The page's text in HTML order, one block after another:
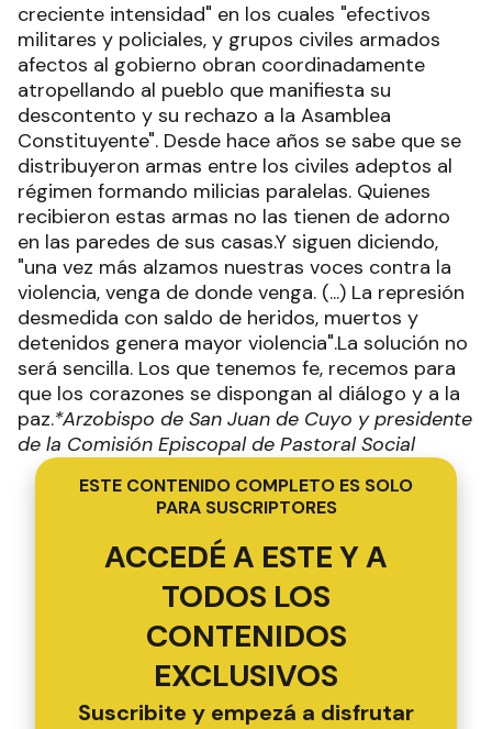
creciente intensidad" en los cuales "efectivos
militares y policiales, y grupos civiles armados
afectos al gobierno obran coordinadamente
atropellando al pueblo que manifiesta su
descontento y su rechazo a la Asamblea
Constituyente". Desde hace años se sabe que se
distribuyeron armas entre los civiles adeptos al
régimen formando milicias paralelas. Quienes
recibieron estas armas no las tienen de adorno
en las paredes de sus casas.Y siguen diciendo,
"una vez más alzamos nuestras voces contra la
violencia, venga de donde venga. (...) La represión
desmedida con saldo de heridos, muertos y
detenidos genera mayor violencia".La solución no
será sencilla. Los que tenemos fe, recemos para
que los corazones se dispongan al diálogo y a la
paz.*Arzobispo de San Juan de Cuyo y presidente
de la Comisión Episcopal de Pastoral Social
ESTE CONTENIDO COMPLETO ES SOLO
PARA SUSCRIPTORES
ACCEDÉ A ESTE Y A
TODOS LOS
CONTENIDOS
EXCLUSIVOS
Suscribite y empezá a disfrutar